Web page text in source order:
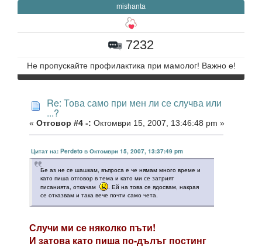
mishanta
7232
Не пропускайте профилактика при мамолог! Важно е!
Re: Това само при мен ли се случва или
...?
« Отговор #4 -: Октомври 15, 2007, 13:46:48 pm »
Цитат на: Perdeto в Октомври 15, 2007, 13:37:49 pm
Бе аз не се шашкам, въпроса е че нямам много време и
като пиша отговор в тема и като ми се затрият
писанията, откачам
. Ей на това се ядосвам, накрая
се отказвам и така вече почти само чета.
Случи ми се няколко пъти!
И затова като пиша по-дълъг постинг